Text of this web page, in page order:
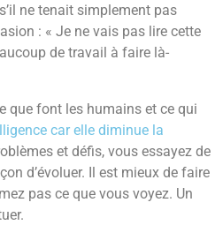
ne tenait simplement pas
: « Je ne vais pas lire cette
de travail à faire là-
que font les humains et ce qui
car elle diminue la
et défis, vous essayez de
d’évoluer. Il est mieux de faire
pas ce que vous voyez. Un